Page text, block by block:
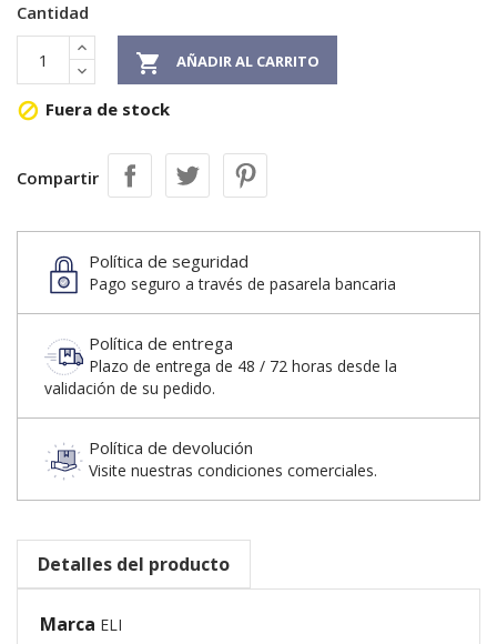
Cantidad
 AÑADIR AL CARRITO
 Fuera de stock
Compartir
Política de seguridad
Pago seguro a través de pasarela bancaria
Política de entrega
Plazo de entrega de 48 / 72 horas desde la
validación de su pedido.
Política de devolución
Visite nuestras condiciones comerciales.
Detalles del producto
Marca ELI